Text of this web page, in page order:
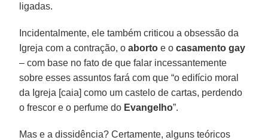
ligadas.
Incidentalmente, ele também criticou a obsessão da
Igreja com a contração, oaborto e ocasamento gay
– com base no fato de que falar incessantemente
sobre esses assuntos fará com que “o edifício moral
da Igreja [caia] como um castelo de cartas, perdendo
o frescor e o perfume do Evangelho”.
Mas e a dissidência? Certamente, alguns teóricos